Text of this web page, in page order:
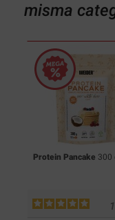
misma
Protein Pancake 300